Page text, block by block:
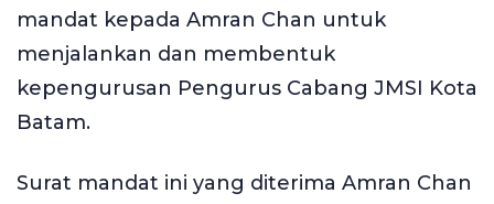
mandat kepada Amran Chan untuk
menjalankan dan membentuk
kepengurusan Pengurus Cabang JMSI Kota
Batam.
Surat mandat ini yang diterima Amran Chan